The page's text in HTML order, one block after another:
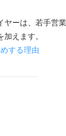
ーは、若手営
えます。
する理由